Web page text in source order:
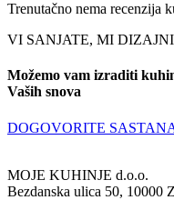
Trenutačno nema recenzija
VI SANJATE, MI
Možemo vam izraditi
Vaših snova
DOGOVORITE
MOJE KUHINJE d.o.o.
Bezdanska ulica 50, 10000